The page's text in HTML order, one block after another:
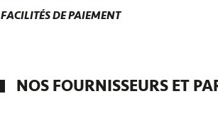
FACILITÉS DE PAIEMENT
NOS FOURNISSEURS ET